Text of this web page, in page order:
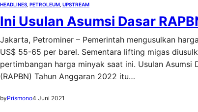
HEADLINES PETROLEUM UPSTREAM
Ini Usulan Asumsi Dasar
Jakarta, Petrominer – Pemerintah mengusulkan
US$ 55-65 per barel. Sementara lifting migas
pertimbangan harga minyak saat ini. Usulan Asumsi
(RAPBN) Tahun Anggaran 2022 itu…
byPrismono4 Juni 2021